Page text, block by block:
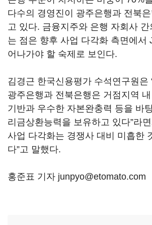
다수의 경영진이 광주은행과 전북
고 있다. 금융지주와 은행 자회사
는 점은 향후 사업 다각화 측면에서
어나가야 할 숙제로 보인다.
김경근 한국신용평가 수석연구원은
광주은행과 전북은행은 거점지역
기반과 우수한 자본완충력 등을 바
리금상환능력을 보유하고 있다”라
사업 다각화는 경쟁사 대비 미흡한
다”고 말했다.
홍준표 기자 junpyo@etomato.com